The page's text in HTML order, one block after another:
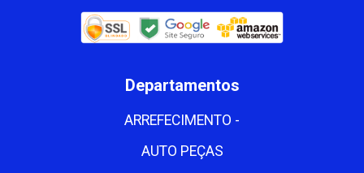
Departamentos
ARREFECIMENTO -
AUTO PEÇAS